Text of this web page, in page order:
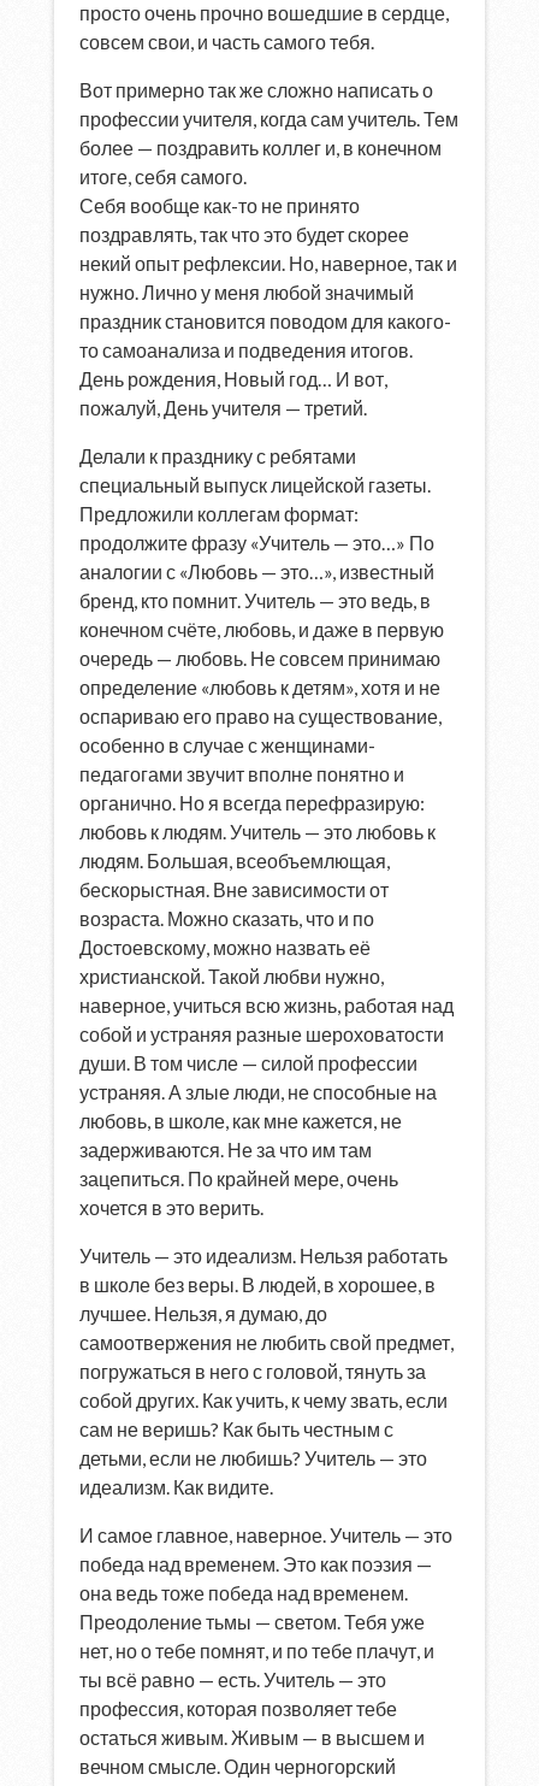
просто очень прочно вошедшие в сердце,
совсем свои, и часть самого тебя.
Вот примерно так же сложно написать о
профессии учителя, когда сам учитель. Тем
более — поздравить коллег и, в конечном
итоге, себя самого.
Себя вообще как-то не принято
поздравлять, так что это будет скорее
некий опыт рефлексии. Но, наверное, так и
нужно. Лично у меня любой значимый
праздник становится поводом для какого-
то самоанализа и подведения итогов.
День рождения, Новый год… И вот,
пожалуй, День учителя — третий.
Делали к празднику с ребятами
специальный выпуск лицейской газеты.
Предложили коллегам формат:
продолжите фразу «Учитель — это…» По
аналогии с «Любовь — это…», известный
бренд, кто помнит. Учитель — это ведь, в
конечном счёте, любовь, и даже в первую
очередь — любовь. Не совсем принимаю
определение «любовь к детям», хотя и не
оспариваю его право на существование,
особенно в случае с женщинами-
педагогами звучит вполне понятно и
органично. Но я всегда перефразирую:
любовь к людям. Учитель — это любовь к
людям. Большая, всеобъемлющая,
бескорыстная. Вне зависимости от
возраста. Можно сказать, что и по
Достоевскому, можно назвать её
христианской. Такой любви нужно,
наверное, учиться всю жизнь, работая над
собой и устраняя разные шероховатости
души. В том числе — силой профессии
устраняя. А злые люди, не способные на
любовь, в школе, как мне кажется, не
задерживаются. Не за что им там
зацепиться. По крайней мере, очень
хочется в это верить.
Учитель — это идеализм. Нельзя работать
в школе без веры. В людей, в хорошее, в
лучшее. Нельзя, я думаю, до
самоотвержения не любить свой предмет,
погружаться в него с головой, тянуть за
собой других. Как учить, к чему звать, если
сам не веришь? Как быть честным с
детьми, если не любишь? Учитель — это
идеализм. Как видите.
И самое главное, наверное. Учитель — это
победа над временем. Это как поэзия —
она ведь тоже победа над временем.
Преодоление тьмы — светом. Тебя уже
нет, но о тебе помнят, и по тебе плачут, и
ты всё равно — есть. Учитель — это
профессия, которая позволяет тебе
остаться живым. Живым — в высшем и
вечном смысле. Один черногорский